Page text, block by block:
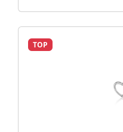
TOP